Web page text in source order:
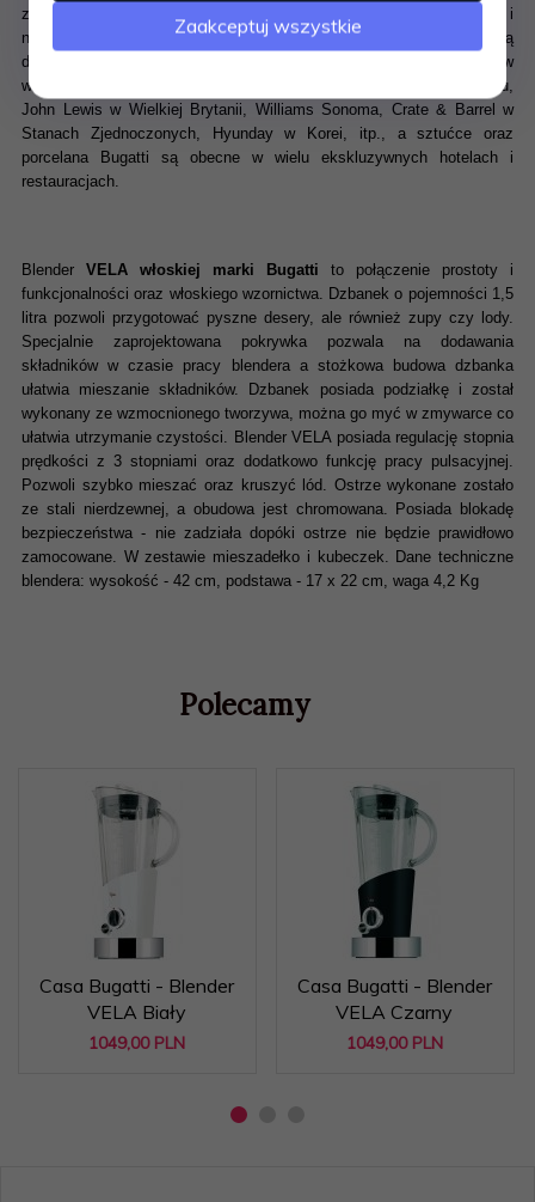
zachowując przy tym włoski styl.
to przykład elegancki i
niepowtarzalnego wzoru oraz funkcjonalności. Produkty Bugatti są
dziełem projektantów z całego świata. Produkty marki są dostępne w
wielu sklepach, domach towarowych tj. Galeria Lafayette w Paryżu,
John Lewis w Wielkiej Brytanii, Williams Sonoma, Crate & Barrel w
Stanach Zjednoczonych, Hyunday w Korei, itp., a sztućce oraz
porcelana Bugatti są obecne w wielu ekskluzywnych hotelach i
restauracjach.
Blender VELA włoskiej marki Bugatti to połączenie prostoty i
funkcjonalności oraz włoskiego wzornictwa. Dzbanek o pojemności 1,5
litra pozwoli przygotować pyszne desery, ale również zupy czy lody.
Specjalnie zaprojektowana pokrywka pozwala na dodawania
składników w czasie pracy blendera a stożkowa budowa dzbanka
ułatwia mieszanie składników. Dzbanek posiada podziałkę i został
wykonany ze wzmocnionego tworzywa, można go myć w zmywarce co
ułatwia utrzymanie czystości. Blender VELA posiada regulację stopnia
prędkości z 3 stopniami oraz dodatkowo funkcję pracy pulsacyjnej.
Pozwoli szybko mieszać oraz kruszyć lód. Ostrze wykonane zostało
ze stali nierdzewnej, a obudowa jest chromowana. Posiada blokadę
bezpieczeństwa - nie zadziała dopóki ostrze nie będzie prawidłowo
zamocowane. W zestawie mieszadełko i kubeczek. Dane techniczne
blendera: wysokość - 42 cm, podstawa - 17 x 22 cm, waga 4,2 Kg
Polecamy
Casa Bugatti - Blender
VELA Biały
1049,00 PLN
Casa Bugatti - Blender
VELA Czarny
1049,00 PLN
Zaakceptuj wszystkie